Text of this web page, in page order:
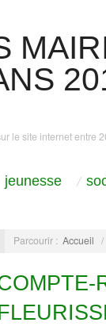
le site internet entre
jeunesse
Parcourir : Accueil /